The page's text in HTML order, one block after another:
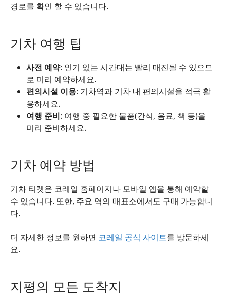
경로를 확인 할 수 있습니다.
기차 여행 팁
사전 예약: 인기 있는 시간대는 빨리 매진될 수 있으므
로 미리 예약하세요.
편의시설 이용: 기차역과 기차 내 편의시설을 적극 활
용하세요.
여행 준비: 여행 중 필요한 물품(간식, 음료, 책 등)을
미리 준비하세요.
기차 예약 방법
기차 티켓은 코레일 홈페이지나 모바일 앱을 통해 예약할
수 있습니다. 또한, 주요 역의 매표소에서도 구매 가능합니
다.
더 자세한 정보를 원하면 코레일 공식 사이트를 방문하세
요.
지평의 모든 도착지